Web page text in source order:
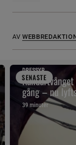
AV
SENASTE
DRESSYR
gång – nu
39 minuter